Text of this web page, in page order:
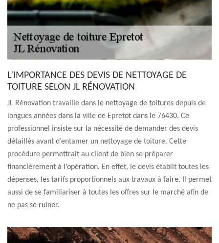
L’IMPORTANCE DES DEVIS DE NETTOYAGE DE
TOITURE SELON JL RÉNOVATION
JL Rénovation travaille dans le nettoyage de toitures depuis de
longues années dans la ville de Epretot dans le 76430. Ce
professionnel insiste sur la nécessité de demander des devis
détaillés avant d’entamer un nettoyage de toiture. Cette
procédure permettrait au client de bien se préparer
financièrement à l’opération. En effet, le devis établit toutes les
dépenses, les tarifs proportionnels aux travaux à faire. Il permet
aussi de se familiariser à toutes les offres sur le marché afin de
ne pas se ruiner.